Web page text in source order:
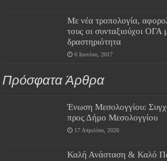
Με νέα τροπολογία,
τους οι συνταξιούχοι ΟΓΑ
δραστηριότητα
6 Ιουνίου, 2017
Πρόσφατα Άρθρα
Ένωση Μεσολογγίου:
προς Δήμο Μεσολογγίου
17 Απριλίου, 2026
Καλή Ανάσταση & Καλό